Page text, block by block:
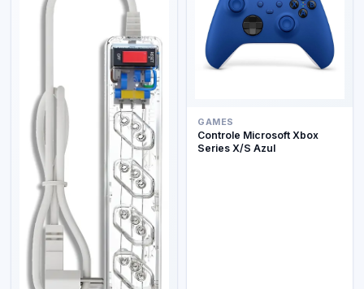
GAMES
Controle Microsoft Xbox
Series X/S Azul